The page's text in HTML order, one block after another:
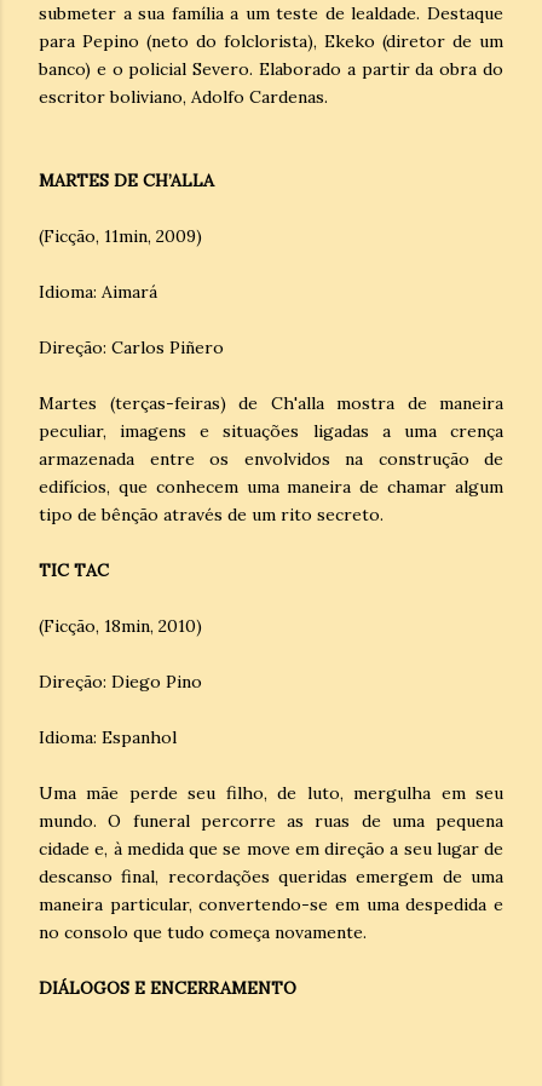
submeter a sua família a um teste de lealdade. Destaque
para Pepino (neto do folclorista), Ekeko (diretor de um
banco) e o policial Severo. Elaborado a partir da obra do
escritor boliviano, Adolfo Cardenas.
MARTES DE CH’ALLA
(Ficção, 11min, 2009)
Idioma: Aimará
Direção: Carlos Piñero
Martes (terças-feiras) de Ch'alla mostra de maneira
peculiar, imagens e situações ligadas a uma crença
armazenada entre os envolvidos na construção de
edifícios, que conhecem uma maneira de chamar algum
tipo de bênção através de um rito secreto.
TIC TAC
(Ficção, 18min, 2010)
Direção: Diego Pino
Idioma: Espanhol
Uma mãe perde seu filho, de luto, mergulha em seu
mundo. O funeral percorre as ruas de uma pequena
cidade e, à medida que se move em direção a seu lugar de
descanso final, recordações queridas emergem de uma
maneira particular, convertendo-se em uma despedida e
no consolo que tudo começa novamente.
DIÁLOGOS E ENCERRAMENTO